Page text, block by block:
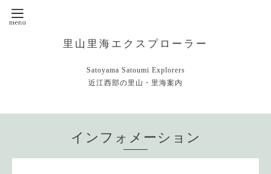
里山里海エクスプローラー
Satoyama Satoumi Explorers
近江西部の里山・里海案内
インフォメーション